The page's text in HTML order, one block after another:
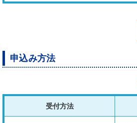
申込み方法
受付方法